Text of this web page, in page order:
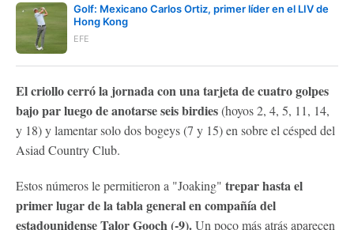
Golf: Mexicano Carlos Ortiz, primer líder en el LIV de
Hong Kong
EFE
El criollo cerró la jornada con una tarjeta de cuatro golpes
bajo par luego de anotarse seis birdies(hoyos 2, 4, 5, 11, 14,
y 18) y lamentar solo dos bogeys (7 y 15) en sobre el césped del
Asiad Country Club.
Estos números le permitieron a "Joaking" trepar hasta el
primer lugar de la tabla general en compañía del
estadounidense Talor Gooch (-9).Un poco más atrás aparecen